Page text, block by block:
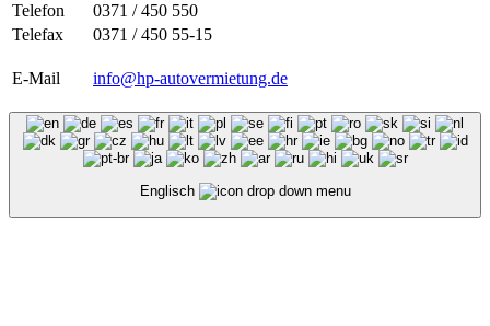
Telefon
0371 / 450 550
Telefax
0371 / 450 55-15
E-Mail info@hp-autovermietung.de
Englisch